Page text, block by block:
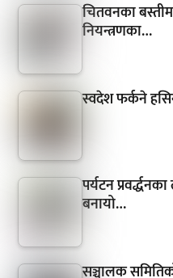
चितवनका
नियन्त्रणका…
स्वदेश फर्कने
पर्यटन
बनायो…
सञ्चालक